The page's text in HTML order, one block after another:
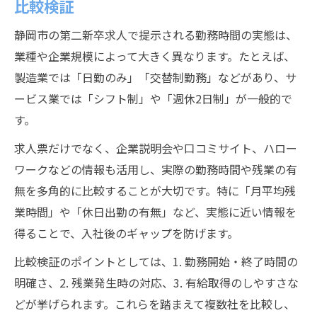
比較検証
静岡市の第二新卒求人で提示される勤務時間の実態は、
業種や企業規模によって大きく異なります。たとえば、
製造業では「日勤のみ」「交替制勤務」などがあり、サ
ービス業では「シフト制」や「週休2日制」が一般的で
す。
求人票だけでなく、企業説明会や口コミサイト、ハロー
ワークなどの情報も活用し、実際の勤務時間や残業の有
無を多角的に比較することが大切です。特に「月平均残
業時間」や「休日出勤の有無」など、実態に近い情報を
得ることで、入社後のギャップを防げます。
比較検証のポイントとしては、1. 勤務開始・終了時間の
明確さ、2. 残業発生時の対応、3. 有給取得のしやすさな
どが挙げられます。これらを踏まえて複数社を比較し、